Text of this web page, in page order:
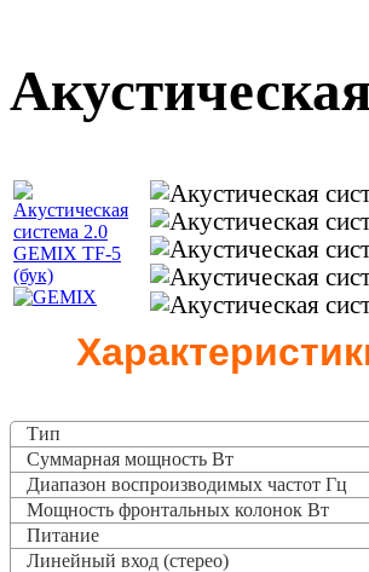
Тип
Суммарная мощность Вт
Диапазон воспроизводимых частот Гц
Мощность фронтальных колонок Вт
Питание
Линейный вход (стерео)